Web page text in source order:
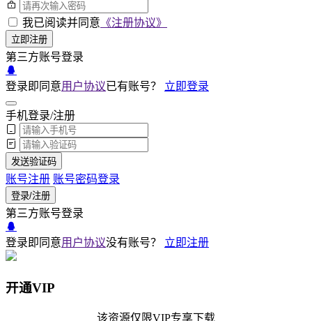
我已阅读并同意 《注册协议》
立即注册
第三方账号登录
登录即同意用户协议已有账号？ 立即登录
手机登录/注册
发送验证码
账号注册 账号密码登录
登录/注册
第三方账号登录
登录即同意用户协议没有账号？ 立即注册
开通VIP
该资源仅限VIP专享下载